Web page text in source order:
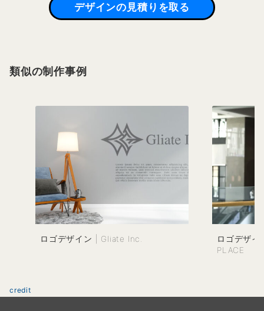
デザインの見積りを取る
類似の制作事例
ロゴデザイン | Gliate Inc.
ロゴデザイ
PLACE
credit